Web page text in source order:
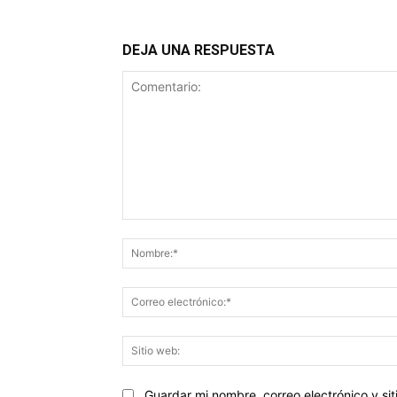
DEJA UNA RESPUESTA